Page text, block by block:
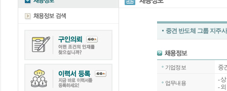
중견 반도체 그룹 지주
기업정보 중
업무내용
-
-